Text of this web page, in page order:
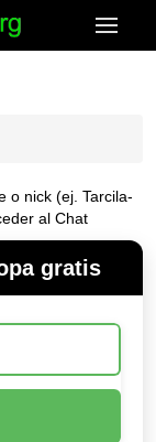
o nick (ej. Tarcila-
al Chat
gratis